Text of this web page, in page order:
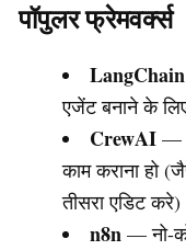
पॉपुलर फ्रेमवर्क्स
LangChain
एजेंट बनाने के
CrewAI —
काम कराना हो
तीसरा एडिट करे)
n8n — नो-